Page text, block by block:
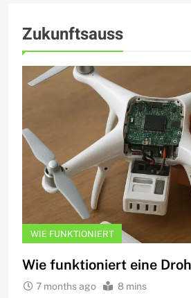
Zukunftsauss
WIE FUNKTIONIERT
Wie funktioniert eine
7 months ago 8 mins